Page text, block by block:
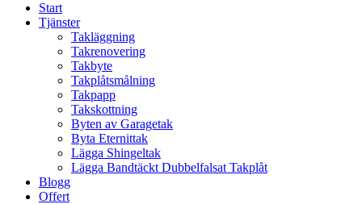
Start
Tjänster
Takläggning
Takrenovering
Takbyte
Takplåtsmålning
Takpapp
Takskottning
Byten av Garagetak
Byta Eternittak
Lägga Shingeltak
Lägga Bandtäckt Dubbelfalsat Takplåt
Blogg
Offert